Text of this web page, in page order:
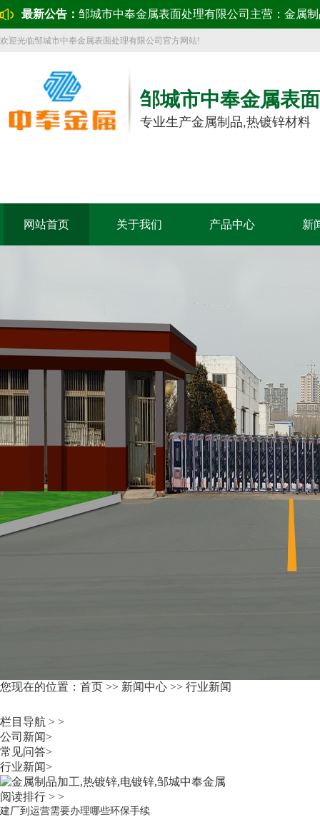
最新公告： 邹城市中奉金属表面处理有限公司主营：金属
欢迎光临邹城市中奉金属表面处理有限公司官方网站!
邹城市中奉金属表
专业生产金属制品,热镀锌材料
网站首页 关于我们 产品中心 新
您现在的位置： 首页 >> 新闻中心 >> 行业新闻
栏目导航 > >
公司新闻>
常见问答>
行业新闻>
阅读排行 > >
建厂到运营需要办理哪些环保手续